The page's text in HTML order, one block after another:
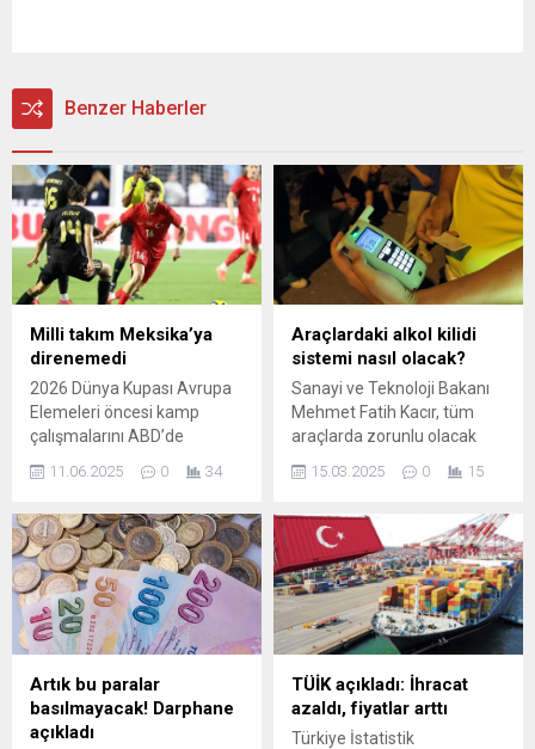
Benzer Haberler
Milli takım Meksika’ya
direnemedi
2026 Dünya Kupası Avrupa
Elemeleri öncesi kamp
çalışmalarını ABD’de
sürdüren Türkiye A Millî
Takımı, ikinci hazırlık
Haziran ayındaki ilk
karşılaşmasında ABD’yi
Arda Güler ve Kerem
Aktürkoğlu’nun golleriyle 2-1
mağlup eden ...
11.06.2025 0 34
Araçlardaki alkol kilidi
sistemi nasıl olacak?
Sanayi ve Teknoloji Bakanı
Mehmet Fatih Kacır, tüm
araçlarda zorunlu olacak
olan alkol kilidi sisteminin
nasıl uygulanacağına dair
merak edilenler...
15.03.2025 0 15
Artık bu paralar
basılmayacak! Darphane
açıkladı
TÜİK açıkladı: İhracat
azaldı, fiyatlar arttı
Türkiye İstatistik